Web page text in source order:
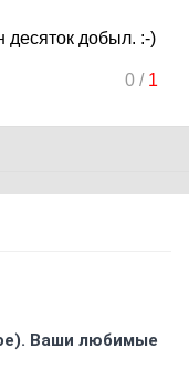
десяток добыл. :-)
0/ 1
Ваши любимые